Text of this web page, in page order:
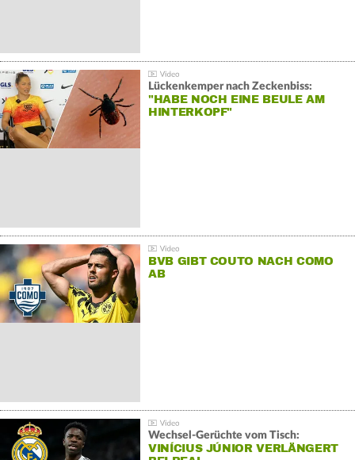
Lückenkemper nach Zeckenbiss:
"HABE NOCH EINE BEULE AM
HINTERKOPF"
BVB GIBT COUTO NACH COMO
AB
Wechsel-Gerüchte vom Tisch:
VINÍCIUS JÚNIOR VERLÄNGERT